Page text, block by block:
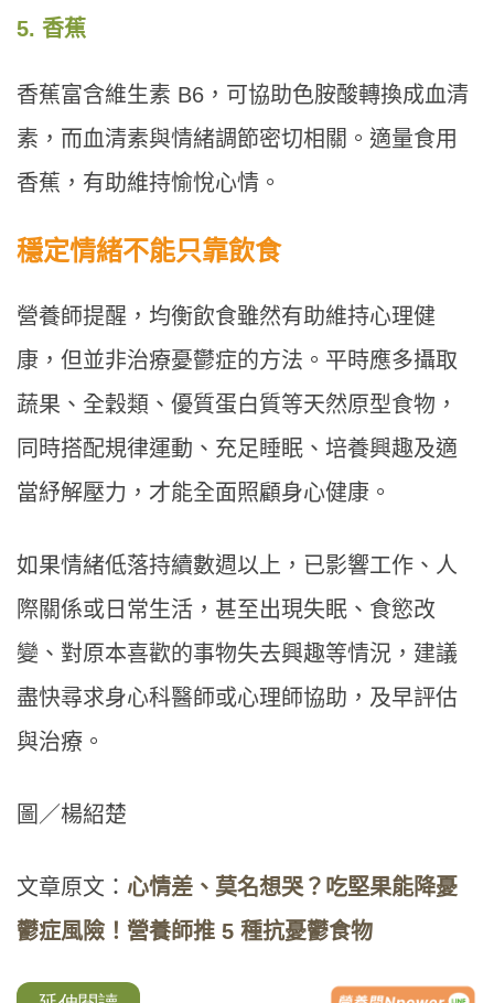
5. 香蕉
香蕉富含維生素 B6，可協助色胺酸轉換成血清
素，而血清素與情緒調節密切相關。適量食用
香蕉，有助維持愉悅心情。
穩定情緒不能只靠飲食
營養師提醒，均衡飲食雖然有助維持心理健
康，但並非治療憂鬱症的方法。平時應多攝取
蔬果、全穀類、優質蛋白質等天然原型食物，
同時搭配規律運動、充足睡眠、培養興趣及適
當紓解壓力，才能全面照顧身心健康。
如果情緒低落持續數週以上，已影響工作、人
際關係或日常生活，甚至出現失眠、食慾改
變、對原本喜歡的事物失去興趣等情況，建議
盡快尋求身心科醫師或心理師協助，及早評估
與治療。
圖／楊紹楚
文章原文： 心情差、莫名想哭？吃堅果能降憂
鬱症風險！營養師推 5 種抗憂鬱食物